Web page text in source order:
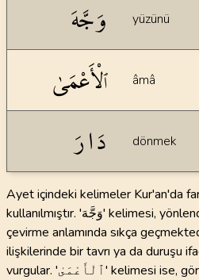
وَجَّهَ yüzünü
ٱلْأَعْمَىٰ âmâ
دَارَ dönmek
Ayet içindeki kelimeler Kur'an'da
kullanılmıştır. 'وَجَّهَ' kelimesi, yönlendirme ve bir şeye yüz
çevirme anlamında sıkça
ilişkilerinde bir tavrı ya da duruşu
vurgular. 'ٱلْأَعْمَىٰ' kelimesi ise, görme engelli bireylerin